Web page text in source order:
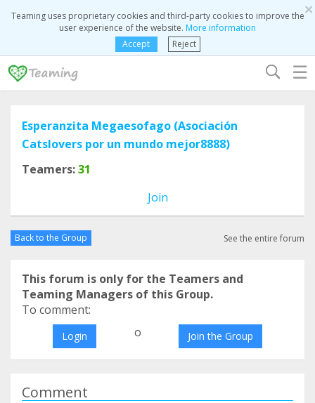
×
Teaming uses proprietary cookies and third-party cookies to improve the
user experience of the website. More information
Accept
Reject
☰
Esperanzita Megaesofago (Asociación
Catslovers por un mundo mejor8888)
Teamers:31
Join
Back to the Group See the entire forum
This forum is only for the Teamers and
Teaming Managers of this Group.
To comment:
Login o Join the Group
Comment